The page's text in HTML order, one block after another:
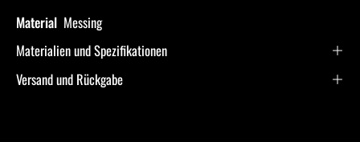
Material Messing
Materialien und Spezifikationen
Versand und Rückgabe